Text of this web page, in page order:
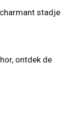
stadje
ontdek de